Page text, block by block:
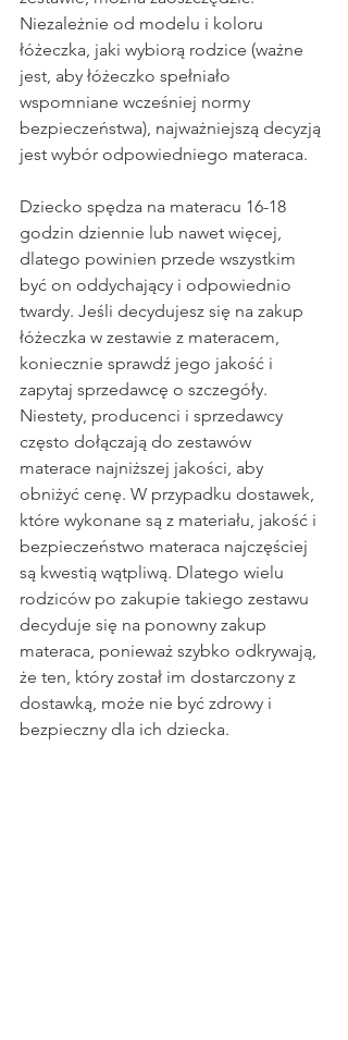
Niezależnie od modelu i koloru
łóżeczka, jaki wybiorą rodzice (ważne
jest, aby łóżeczko spełniało
wspomniane wcześniej normy
bezpieczeństwa), najważniejszą decyzją
jest wybór odpowiedniego materaca.
Dziecko spędza na materacu 16-18
godzin dziennie lub nawet więcej,
dlatego powinien przede wszystkim
być on oddychający i odpowiednio
twardy. Jeśli decydujesz się na zakup
łóżeczka w zestawie z materacem,
koniecznie sprawdź jego jakość i
zapytaj sprzedawcę o szczegóły.
Niestety, producenci i sprzedawcy
często dołączają do zestawów
materace najniższej jakości, aby
obniżyć cenę. W przypadku dostawek,
które wykonane są z materiału, jakość i
bezpieczeństwo materaca najczęściej
są kwestią wątpliwą. Dlatego wielu
rodziców po zakupie takiego zestawu
decyduje się na ponowny zakup
materaca, ponieważ szybko odkrywają,
że ten, który został im dostarczony z
dostawką, może nie być zdrowy i
bezpieczny dla ich dziecka.